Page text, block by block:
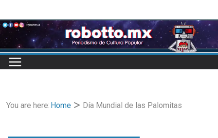
to
content
You are here: Home Día Mundial de las Palomitas